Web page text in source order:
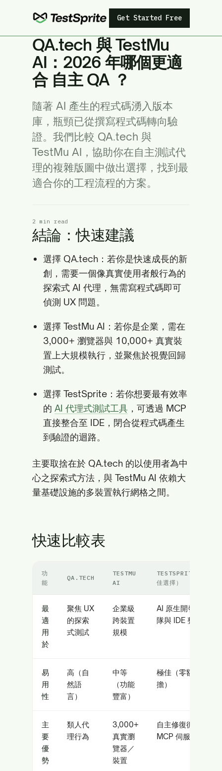
Get Started Free
QA.tech 與 TestMu
AI：2026 年哪個更適
合 自主 QA ？
隨著 AI 產生的程式碼湧入版本
庫，瓶頸已從撰寫程式碼轉向驗
證。我們比較 QA.tech 與
TestMu AI，協助你在自主測試代
理的複雜版圖中做出選擇，找到最
適合你的工程流程的方案。
2 min read
結論：快速建議
選擇 QA.tech：若你是快速成長的新
創，需要一個像真實使用者般行為的
探索式 AI 代理，無需寫程式碼即可
偵測 UX 問題。
選擇 TestMu AI：若你是企業，需在
3,000+ 瀏覽器與 10,000+ 真實裝
置上大規模執行，並聚焦於視覺回歸
測試。
選擇 TestSprite：若你想要最有效率
的 AI 代理式測試工具 ，可透過 MCP
直接整合至 IDE，閉合從程式碼產生
到驗證的迴路。
主要取捨在於 QA.tech 的以使用者為中
心之探索式方法，與 TestMu AI 依賴大
量基礎設施的多裝置執行網格之間。
快速比較表
功
能
QA.TECH
TESTMU
AI
TESTSPRITE（最
佳選擇）
最
適
用
於
聚焦 UX
的探索
式測試
企業級
跨裝置
規模
AI 原生開發團
隊與 IDE 整合
易
用
性
高（自
然語
言）
中等
（功能
豐富）
極佳（零額外負
擔）
主
要
優
勢
類人代
理行為
3,000+
真實瀏
覽器／
裝置
自主修復循環與
MCP 伺服器